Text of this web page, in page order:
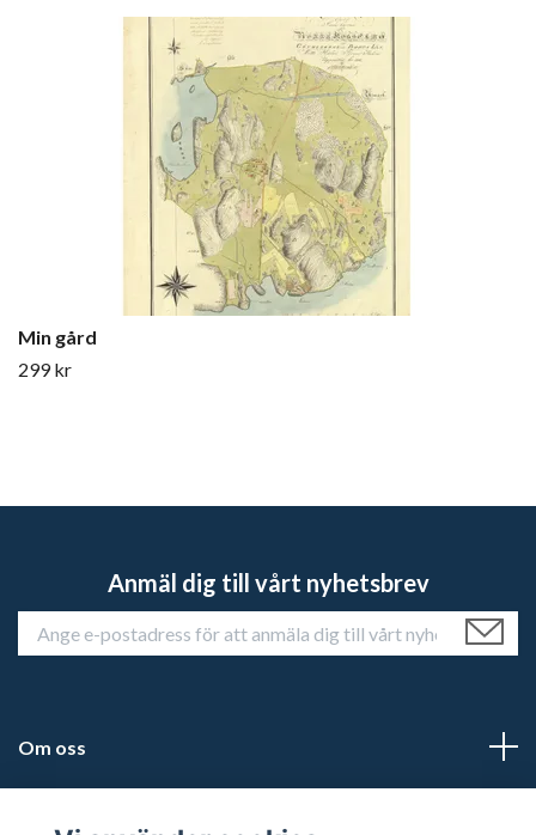
Min gård
299 kr
Anmäl dig till vårt nyhetsbrev
Om oss